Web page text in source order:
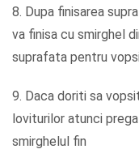
8. Dupa finisarea
va finisa cu smirghel
suprafata pentru
9. Daca doriti sa
loviturilor atunci
smirghelul fin